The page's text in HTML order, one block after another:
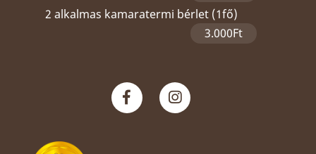
2 alkalmas kamaratermi bérlet (1fő)
3.000Ft